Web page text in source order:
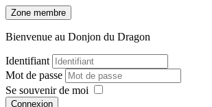
Zone membre
Bienvenue au Donjon du Dragon
Identifiant
Mot de passe
Se souvenir de moi
Connexion